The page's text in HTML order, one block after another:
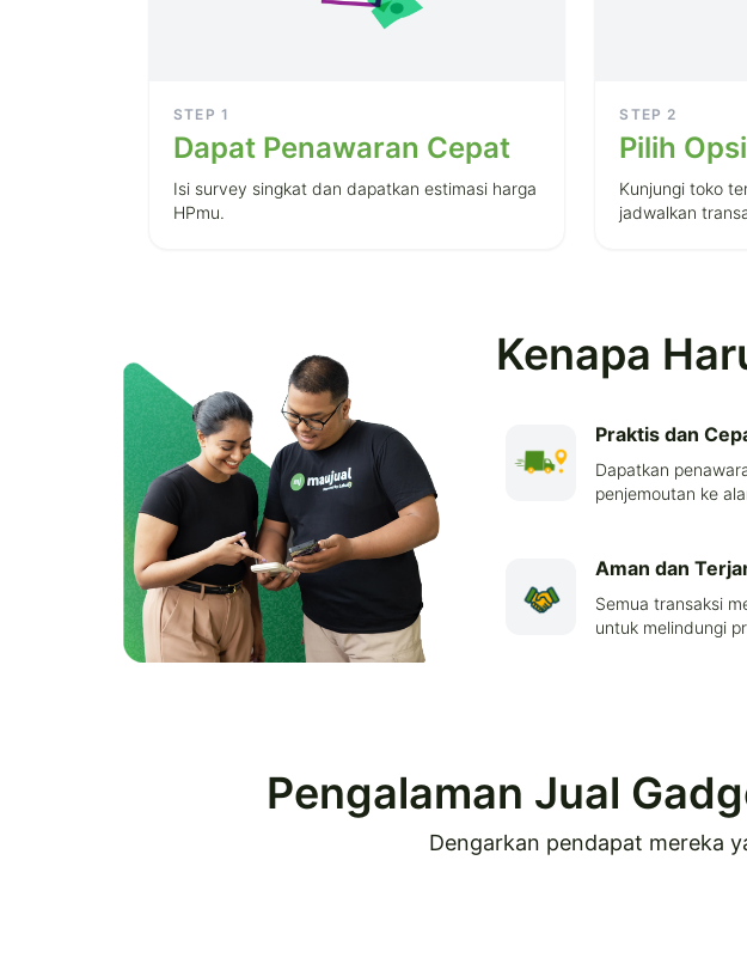
STEP 1
Dapat Penawaran Cepat
Isi survey singkat dan dapatkan estimasi harga
HPmu.
STEP 2
Pilih
Kunjungi toko
jadwalkan
Kenapa
Praktis dan
Dapatkan
penjemoutan ke
Aman dan
Semua transaksi
untuk melindungi
Pengalaman Jual
Dengarkan pendapat mereka